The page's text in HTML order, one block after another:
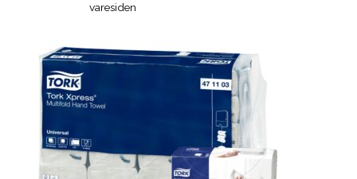
varesiden